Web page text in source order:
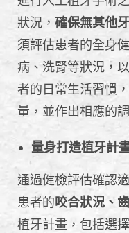
狀況， 確保無其他
須評估患者的全身
病、洗腎等狀況，
者的日常生活習慣
量，並作出相應的
量身打造植牙計
通過健檢評估確認
患者的咬合狀況、
植牙計畫，包括選